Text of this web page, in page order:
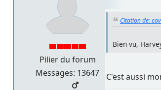
Pilier du forum
Messages: 13647
Citation de:
Bien vu,
C'est aussi